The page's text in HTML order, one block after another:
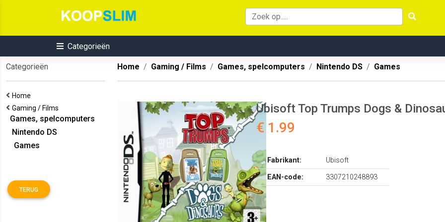
Categorieën
Categorieën
Home
Gaming / Films
Games, spelcomputers
Nintendo DS
Games
TERUG
Home Gaming / Films Games, spelcomputers Nintendo DS Games
Ubisoft Top Trumps Dogs &
€ 1.99
Fabrikant:
Ubisoft
EAN-code:
3307210248893